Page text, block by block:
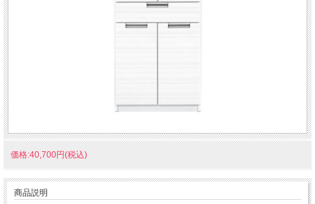
価格:40,700円(税込)
商品説明